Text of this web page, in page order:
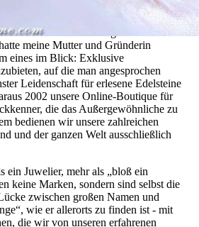
ist mehr als „nur ein Accessoire“ - das
sondern auch der Gedanke,
als kleines Juweliergeschäft nahe
meine Mutter und Gründerin
eines im Blick: Exklusive
auf die man angesprochen
Leidenschaft für erlesene Edelsteine
2002 unsere Online-Boutique für
die das Außergewöhnliche zu
bedienen wir unsere zahlreichen
und der ganzen Welt ausschließlich
ein Juwelier, mehr als „bloß ein
keine Marken, sondern sind selbst die
zwischen großen Namen und
wie er allerorts zu finden ist - mit
die wir von unseren erfahrenen